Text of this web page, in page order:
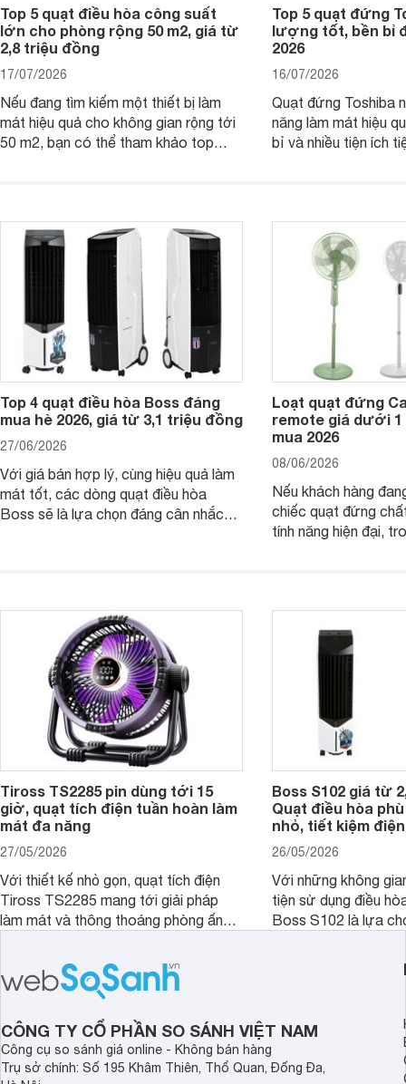
Top 5 quạt điều hòa công suất
lớn cho phòng rộng 50 m2, giá từ
2,8 triệu đồng
17/07/2026
Nếu đang tìm kiếm một thiết bị làm
mát hiệu quả cho không gian rộng tới
50 m2, bạn có thể tham khảo top
Top 5 quạt đứng
lượng tốt, bền bỉ
2026
16/07/2026
Quạt đứng Toshiba
năng làm mát hiệu
bỉ và nhiều tiện ích
Top 4 quạt điều hòa Boss đáng
mua hè 2026, giá từ 3,1 triệu đồng
27/06/2026
Với giá bán hợp lý, cùng hiệu quả làm
mát tốt, các dòng quạt điều hòa
Boss sẽ là lựa chọn đáng cân nhắc
Loạt quạt đứng
remote giá dưới
mua 2026
08/06/2026
Nếu khách hàng
chiếc quạt đứng
tính năng hiện đại,
Tiross TS2285 pin dùng tới 15
giờ, quạt tích điện tuần hoàn làm
mát đa năng
27/05/2026
Với thiết kế nhỏ gọn, quạt tích điện
Tiross TS2285 mang tới giải pháp
làm mát và thông thoáng phòng ấn
đại, đáp ứng tốt nhu cầu của nhiều
khách hàng.
Boss S102 giá từ
Quạt điều hòa
nhỏ, tiết kiệm điện
26/05/2026
Với những không
tiện sử dụng điều
Boss S102 là lựa
kiệm điện và hiệu
đặc biệt khi kết hợp
CÔNG TY CỔ PHẦN SO SÁNH VIỆT NAM
Công cụ so sánh giá online - Không bán hàng
Trụ sở chính: Số 195 Khâm Thiên, Thổ Quan, Đống Đa,